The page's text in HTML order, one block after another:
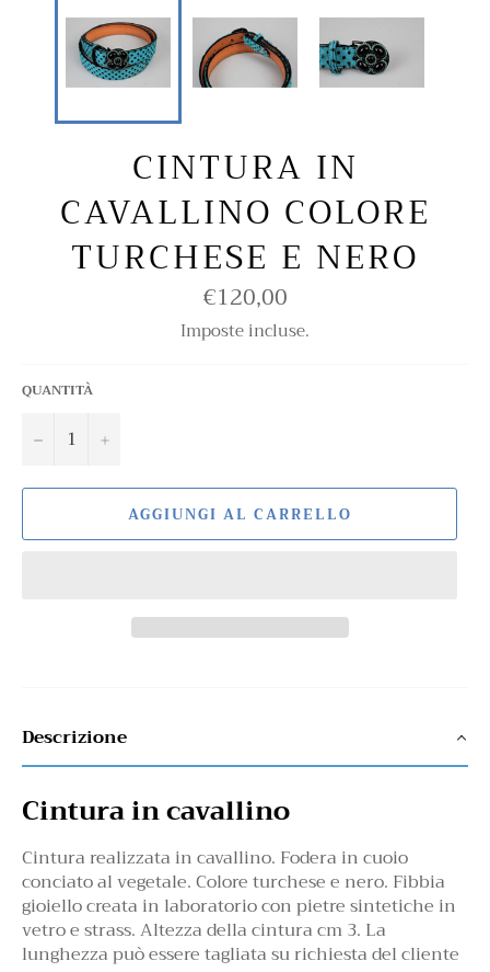
CINTURA IN
CAVALLINO COLORE
TURCHESE E NERO
Prezzo
di
listino
€120,00
Imposte incluse.
QUANTITÀ
− +
AGGIUNGI AL CARRELLO
Descrizione
Cintura in cavallino
Cintura realizzata in cavallino. Fodera in cuoio
conciato al vegetale. Colore turchese e nero. Fibbia
gioiello creata in laboratorio con pietre sintetiche in
vetro e strass. Altezza della cintura cm 3. La
lunghezza può essere tagliata su richiesta del cliente